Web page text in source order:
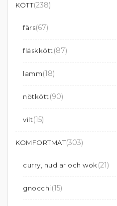
KÖTT(238)
färs(67)
fläskkött (87)
lamm(18)
nötkött (90)
vilt(15)
KOMFORTMAT(303)
curry, nudlar och wok (21)
gnocchi(15)